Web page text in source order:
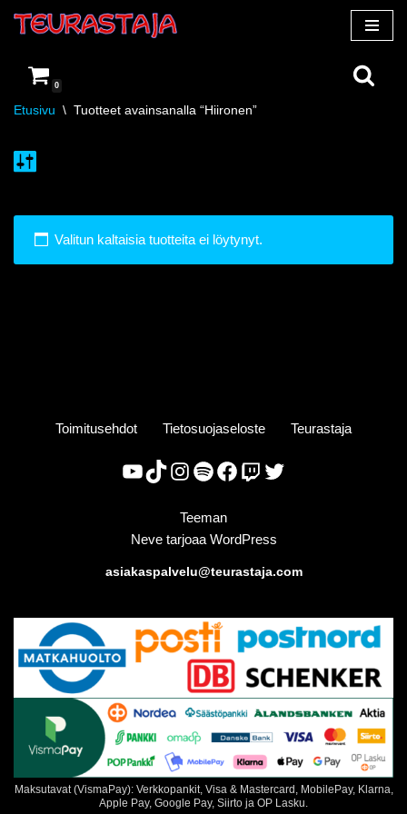
suoraan
sisältöön
0
Etusivu \ Tuotteet avainsanalla “Hiironen”
Valitun kaltaisia tuotteita ei löytynyt.
Toimitusehdot Tietosuojaseloste Teurastaja
Teeman
NevetarjoaaWordPress
asiakaspalvelu@teurastaja.com
Maksutavat (VismaPay): Verkkopankit, Visa & Mastercard, MobilePay, Klarna,
Apple Pay, Google Pay, Siirto ja OP Lasku.